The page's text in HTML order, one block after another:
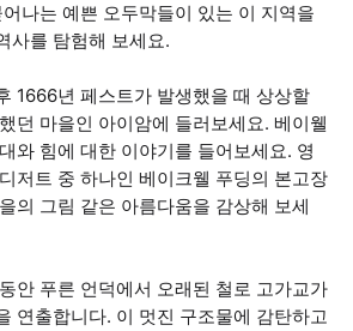
나는 예쁜 오두막들이 있는 이 지역을
사를 탐험해 보세요.
1666년 페스트가 발생했을 때 상상할
던 마을인 아이암에 들러보세요. 베이웰
와 힘에 대한 이야기를 들어보세요. 영
저트 중 하나인 베이크웰 푸딩의 본고장
의 그림 같은 아름다움을 감상해 보세
안 푸른 언덕에서 오래된 철로 고가교가
연출합니다. 이 멋진 구조물에 감탄하고